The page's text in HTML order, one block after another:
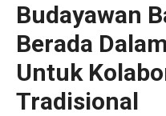
Budayawan
Berada
Untuk
Tradisional